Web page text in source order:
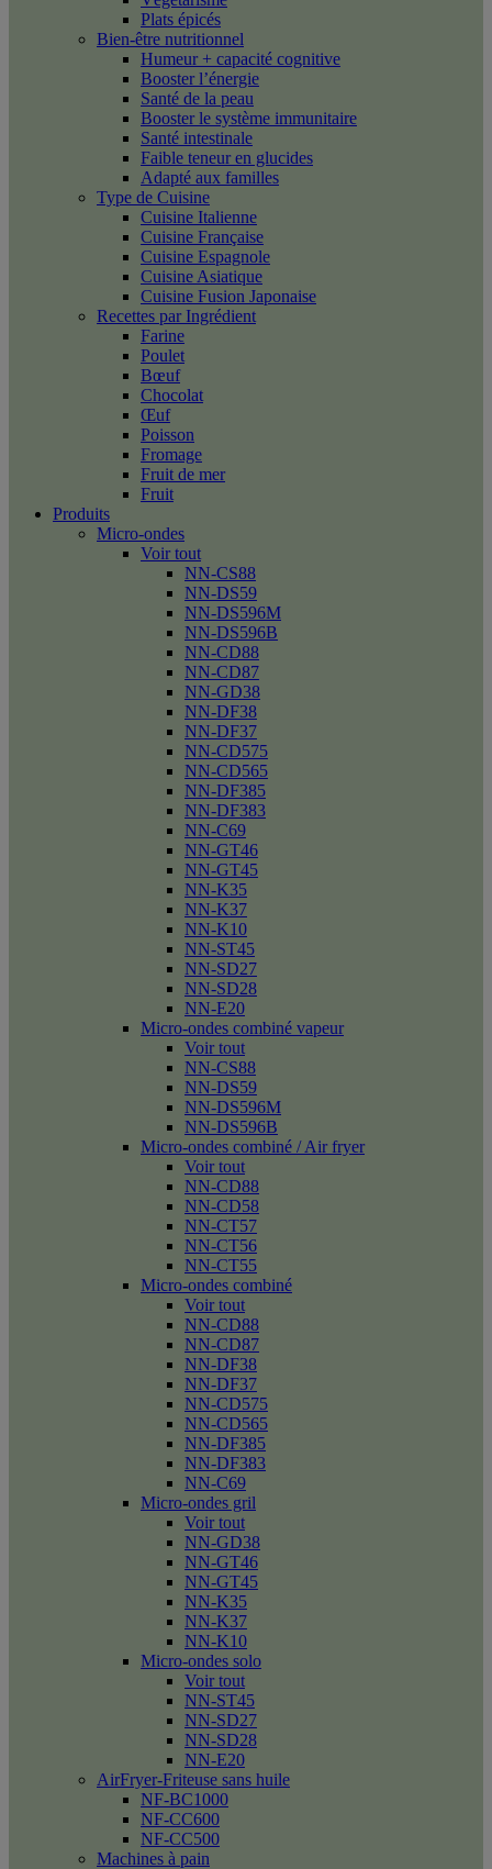
Plats épicés
Bien-être nutritionnel
Humeur + capacité cognitive
Booster l’énergie
Santé de la peau
Booster le système immunitaire
Santé intestinale
Faible teneur en glucides
Adapté aux familles
Type de Cuisine
Cuisine Italienne
Cuisine Française
Cuisine Espagnole
Cuisine Asiatique
Cuisine Fusion Japonaise
Recettes par Ingrédient
Farine
Poulet
Bœuf
Chocolat
Œuf
Poisson
Fromage
Fruit de mer
Fruit
Produits
Micro-ondes
Voir tout
NN-CS88
NN-DS59
NN-DS596M
NN-DS596B
NN-CD88
NN-CD87
NN-GD38
NN-DF38
NN-DF37
NN-CD575
NN-CD565
NN-DF385
NN-DF383
NN-C69
NN-GT46
NN-GT45
NN-K35
NN-K37
NN-K10
NN-ST45
NN-SD27
NN-SD28
NN-E20
Micro-ondes combiné vapeur
Voir tout
NN-CS88
NN-DS59
NN-DS596M
NN-DS596B
Micro-ondes combiné / Air fryer
Voir tout
NN-CD88
NN-CD58
NN-CT57
NN-CT56
NN-CT55
Micro-ondes combiné
Voir tout
NN-CD88
NN-CD87
NN-DF38
NN-DF37
NN-CD575
NN-CD565
NN-DF385
NN-DF383
NN-C69
Micro-ondes gril
Voir tout
NN-GD38
NN-GT46
NN-GT45
NN-K35
NN-K37
NN-K10
Micro-ondes solo
Voir tout
NN-ST45
NN-SD27
NN-SD28
NN-E20
AirFryer-Friteuse sans huile
NF-BC1000
NF-CC600
NF-CC500
Machines à pain